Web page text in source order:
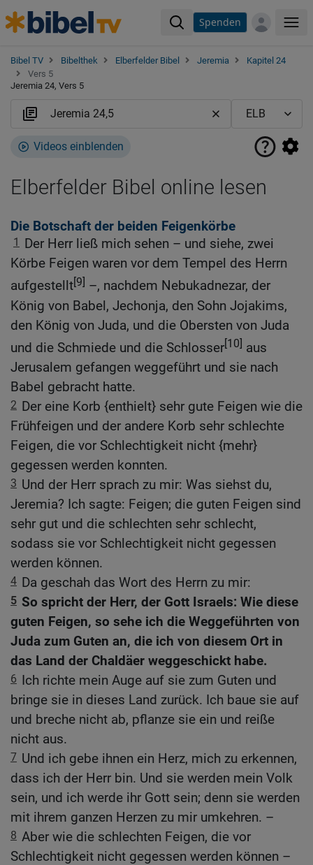
Spenden
Bibel TV Bibelthek Elberfelder Bibel Jeremia
Kapitel 24
Vers 5
Jeremia 24, Vers 5
Videos einblenden
Elberfelder Bibel online lesen
Die Botschaft der beiden Feigenkörbe
1
Der Herr ließ mich sehen – und siehe, zwei
Körbe Feigen waren vor dem Tempel des Herrn
aufgestellt[9] –, nachdem Nebukadnezar, der
König von Babel, Jechonja, den Sohn Jojakims,
den König von Juda, und die Obersten von Juda
und die Schmiede und die Schlosser[10] aus
Jerusalem gefangen weggeführt und sie nach
Babel gebracht hatte.
2 Der eine Korb {enthielt} sehr gute Feigen wie die
Frühfeigen und der andere Korb sehr schlechte
Feigen, die vor Schlechtigkeit nicht {mehr}
gegessen werden konnten.
3 Und der Herr sprach zu mir: Was siehst du,
Jeremia? Ich sagte: Feigen; die guten Feigen sind
sehr gut und die schlechten sehr schlecht,
sodass sie vor Schlechtigkeit nicht gegessen
werden können.
4 Da geschah das Wort des Herrn zu mir:
5 So spricht der Herr, der Gott Israels: Wie diese
guten Feigen, so sehe ich die Weggeführten von
Juda zum Guten an, die ich von diesem Ort in
das Land der Chaldäer weggeschickt habe.
6 Ich richte mein Auge auf sie zum Guten und
bringe sie in dieses Land zurück. Ich baue sie auf
und breche nicht ab, pflanze sie ein und reiße
nicht aus.
7 Und ich gebe ihnen ein Herz, mich zu erkennen,
dass ich der Herr bin. Und sie werden mein Volk
sein, und ich werde ihr Gott sein; denn sie werden
mit ihrem ganzen Herzen zu mir umkehren. –
8 Aber wie die schlechten Feigen, die vor
Schlechtigkeit nicht gegessen werden können –